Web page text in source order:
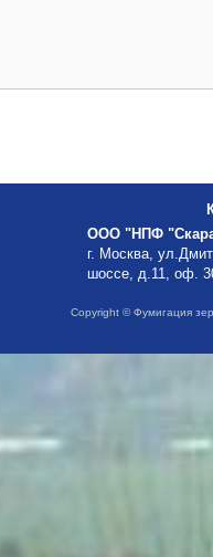
ООО "НПФ
г. Москва,
шоссе, д.11, оф.
Copyright © Фумигация